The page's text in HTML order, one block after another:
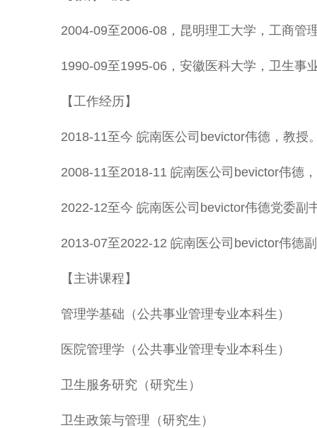
2004-09至2006-08，昆明理工大学，工商管
1990-09至1995-06，安徽医科大学，卫生事
【工作经历】
2018-11至今 皖南医公司bevictor伟德，教授
2008-11至2018-11 皖南医公司bevictor伟德
2022-12至今 皖南医公司bevictor伟德党委副
2013-07至2022-12 皖南医公司bevictor伟德
【主讲课程】
管理学基础（公共事业管理专业本科生）
医院管理学（公共事业管理专业本科生）
卫生服务研究（研究生）
卫生政策与管理（研究生）